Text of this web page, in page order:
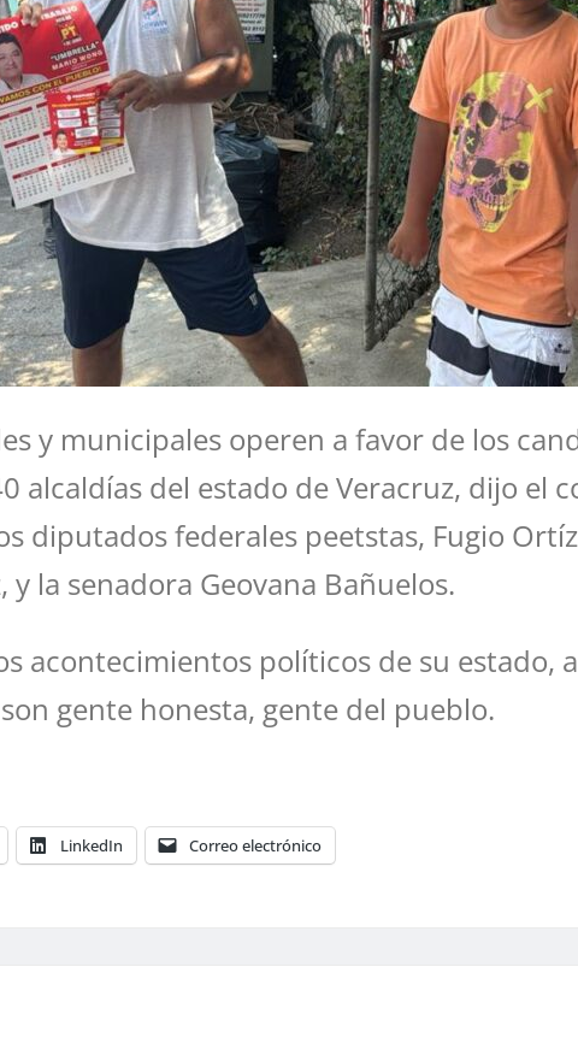
y municipales operen a favor de los
alcaldías del estado de Veracruz, dijo el
diputados federales peetstas, Fugio
y la senadora Geovana Bañuelos.
acontecimientos políticos de su
gente honesta, gente del pueblo.
LinkedIn Correo electrónico